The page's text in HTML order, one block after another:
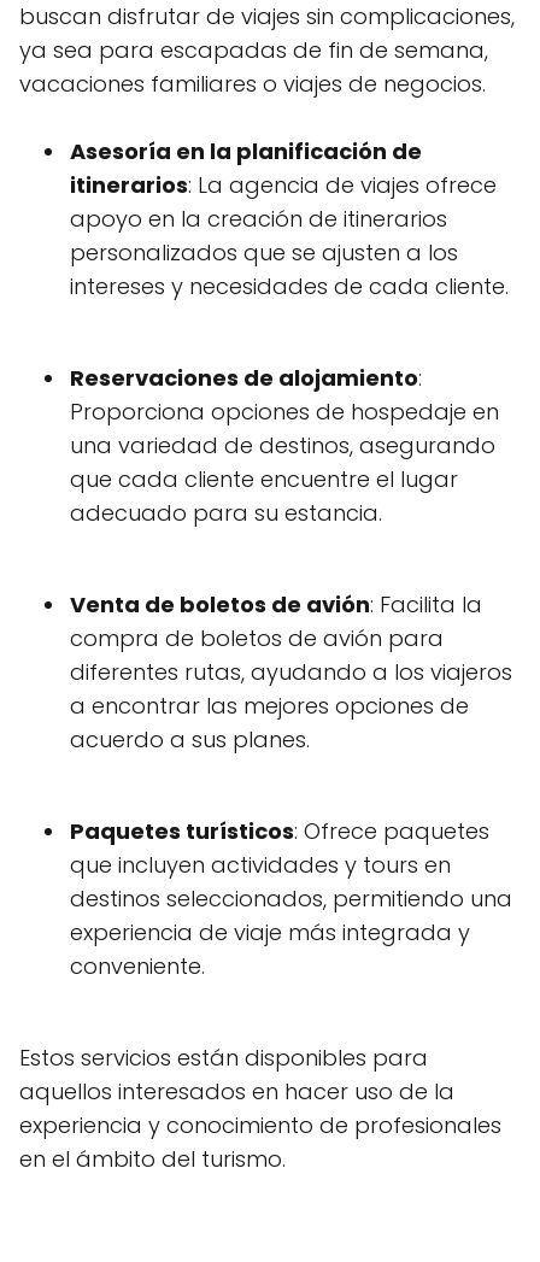
buscan disfrutar de viajes sin complicaciones,
ya sea para escapadas de fin de semana,
vacaciones familiares o viajes de negocios.
Asesoría en la planificación de
itinerarios: La agencia de viajes ofrece
apoyo en la creación de itinerarios
personalizados que se ajusten a los
intereses y necesidades de cada cliente.
Reservaciones de alojamiento:
Proporciona opciones de hospedaje en
una variedad de destinos, asegurando
que cada cliente encuentre el lugar
adecuado para su estancia.
Venta de boletos de avión: Facilita la
compra de boletos de avión para
diferentes rutas, ayudando a los viajeros
a encontrar las mejores opciones de
acuerdo a sus planes.
Paquetes turísticos: Ofrece paquetes
que incluyen actividades y tours en
destinos seleccionados, permitiendo una
experiencia de viaje más integrada y
conveniente.
Estos servicios están disponibles para
aquellos interesados en hacer uso de la
experiencia y conocimiento de profesionales
en el ámbito del turismo.